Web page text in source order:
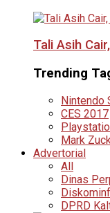
Tali Asih
Trending
Nintendo
CES 2017
Mark
Advertorial
All
Dinas
DPRD